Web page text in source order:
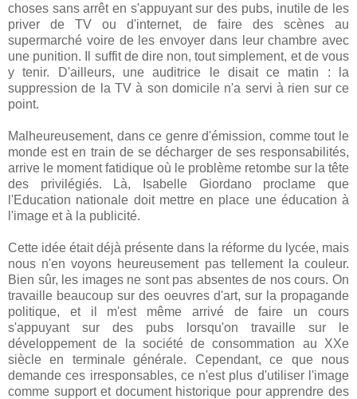
choses sans arrêt en s'appuyant sur des pubs, inutile de les
priver de TV ou d'internet, de faire des scènes au
supermarché voire de les envoyer dans leur chambre avec
une punition. Il suffit de dire non, tout simplement, et de vous
y tenir. D'ailleurs, une auditrice le disait ce matin : la
suppression de la TV à son domicile n'a servi à rien sur ce
point.
Malheureusement, dans ce genre d'émission, comme tout le
monde est en train de se décharger de ses responsabilités,
arrive le moment fatidique où le problème retombe sur la tête
des privilégiés. Là, Isabelle Giordano proclame que
l'Education nationale doit mettre en place une éducation à
l'image et à la publicité.
Cette idée était déjà présente dans la réforme du lycée, mais
nous n'en voyons heureusement pas tellement la couleur.
Bien sûr, les images ne sont pas absentes de nos cours. On
travaille beaucoup sur des oeuvres d'art, sur la propagande
politique, et il m'est même arrivé de faire un cours
s'appuyant sur des pubs lorsqu'on travaille sur le
développement de la société de consommation au XXe
siècle en terminale générale. Cependant, ce que nous
demande ces irresponsables, ce n'est plus d'utiliser l'image
comme support et document historique pour apprendre des